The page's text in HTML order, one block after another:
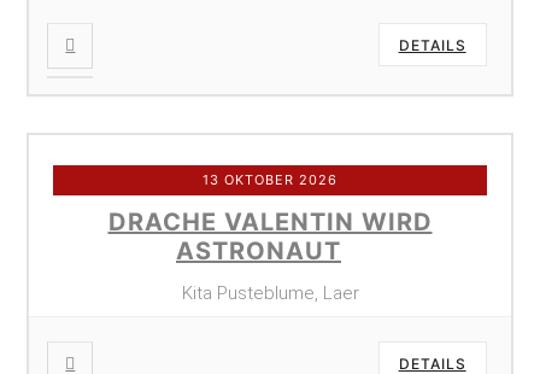
DETAILS
13 OKTOBER 2026
DRACHE VALENTIN WIRD
ASTRONAUT
Kita Pusteblume, Laer
DETAILS